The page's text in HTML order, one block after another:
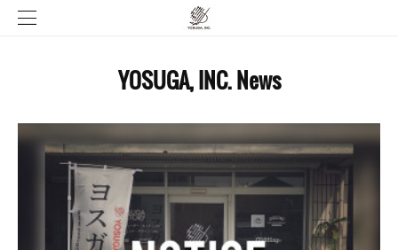
YOSUGA, INC. News